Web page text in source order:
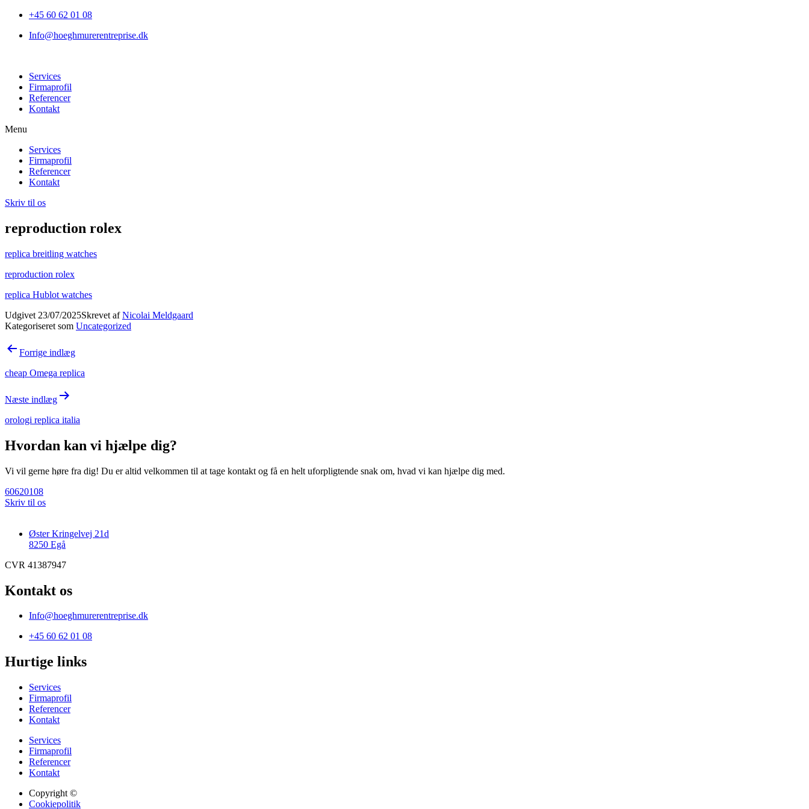
+45 60 62 01 08
Info@hoeghmurerentreprise.dk
Services
Firmaprofil
Referencer
Kontakt
Menu
Services
Firmaprofil
Referencer
Kontakt
Skriv til os
reproduction rolex
replica breitling watches
reproduction rolex
replica Hublot watches
Udgivet 23/07/2025Skrevet afNicolai Meldgaard
Kategoriseret som Uncategorized
Indlægsnavigation
Forrige indlæg
cheap Omega replica
Næste indlæg
orologi replica italia
Hvordan kan vi hjælpe dig?
Vi vil gerne høre fra dig! Du er altid velkommen til at tage kontakt og få en helt uforpligtende snak om, hvad vi kan hjælpe dig med.
60620108
Skriv til os
Øster Kringelvej 21d
8250 Egå
CVR 41387947
Kontakt os
Info@hoeghmurerentreprise.dk
+45 60 62 01 08
Hurtige links
Services
Firmaprofil
Referencer
Kontakt
Services
Firmaprofil
Referencer
Kontakt
Copyright ©
Cookiepolitik